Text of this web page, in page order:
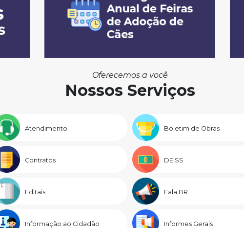
Oferecemos a você
Nossos Serviços
Atendimento Boletim de Obras
Contratos DEISS
Editais Fala.BR
Informação ao Cidadão Informes Gerais